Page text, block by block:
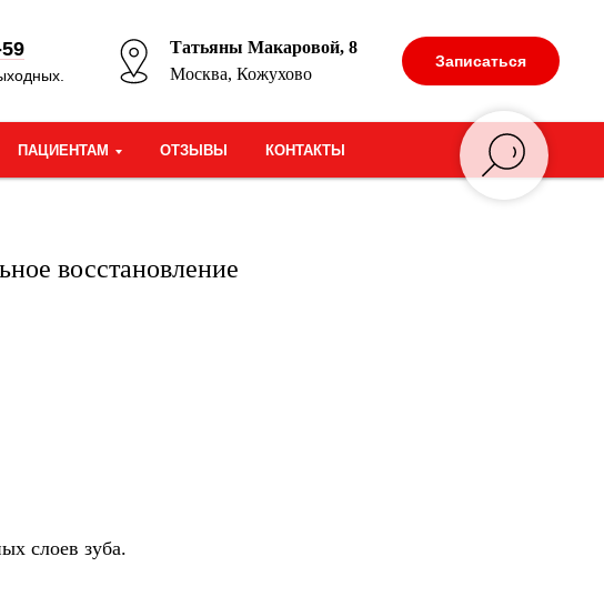
Татьяны Макаровой, 8
Москва, Кожухово
Записаться
ПАЦИЕНТАМ ОТЗЫВЫ КОНТАКТЫ
восстановление
слоев зуба.